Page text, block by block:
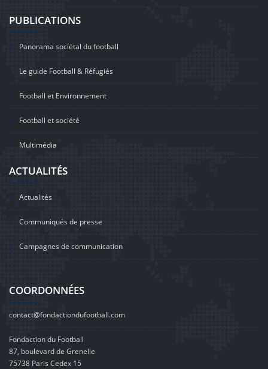
PUBLICATIONS
Panorama sociétal du football
Le guide Football & Réfugiés
Football et Environnement
Football et société
Multimédia
ACTUALITÉS
Actualités
Communiqués de presse
Campagnes de communication
COORDONNÉES
contact@fondactiondufootball.com
Fondaction du Football
87, boulevard de Grenelle
75738 Paris Cedex 15